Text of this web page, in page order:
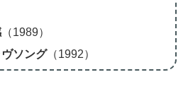
（1989）
ソング（1992）